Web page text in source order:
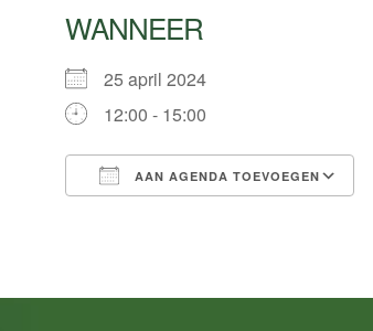
WANNEER
25 april 2024
12:00 - 15:00
AAN AGENDA TOEVOEGEN